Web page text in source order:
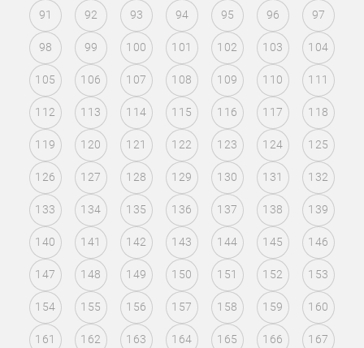
91 92 93 94 95 96 97
98 99 100 101 102 103 104
105 106 107 108 109 110 111
112 113 114 115 116 117 118
119 120 121 122 123 124 125
126 127 128 129 130 131 132
133 134 135 136 137 138 139
140 141 142 143 144 145 146
147 148 149 150 151 152 153
154 155 156 157 158 159 160
161 162 163 164 165 166 167